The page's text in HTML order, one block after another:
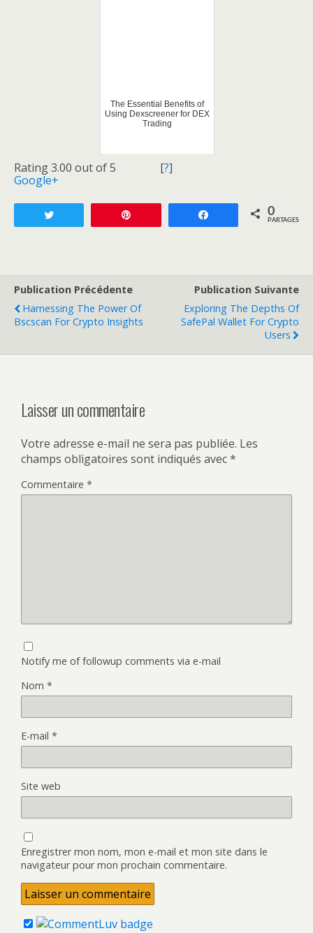
The Essential Benefits of
Using Dexscreener for DEX
Trading
Rating 3.00 out of 5 [?]
Google+
Partagez 0
PARTAGES
Publication Précédente
Harnessing The Power Of
Bscscan For Crypto Insights
Publication Suivante
Exploring The Depths Of
SafePal Wallet For Crypto
Users
Laisser un commentaire
Votre adresse e-mail ne sera pas publiée. Les
champs obligatoires sont indiqués avec*
Commentaire *
Notify me of followup comments via e-mail
Nom *
E-mail *
Site web
Enregistrer mon nom, mon e-mail et mon site dans le
navigateur pour mon prochain commentaire.